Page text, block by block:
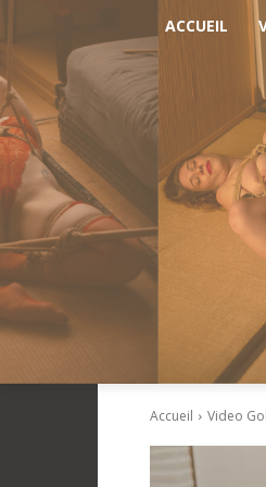
ACCUEIL
Accueil Video